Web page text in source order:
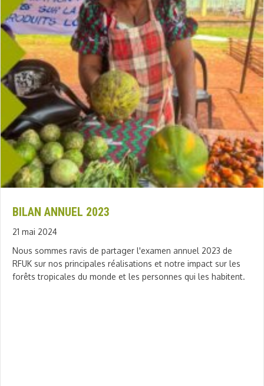
BILAN ANNUEL 2023
21 mai 2024
Nous sommes ravis de partager l'examen annuel 2023 de
RFUK sur nos principales réalisations et notre impact sur les
forêts tropicales du monde et les personnes qui les habitent.